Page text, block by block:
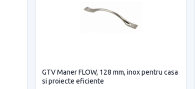
GTV Maner FLOW, 128 mm, inox pentru casa
si proiecte eficiente